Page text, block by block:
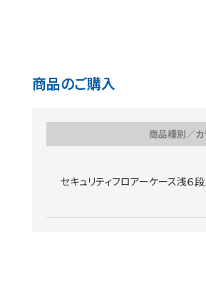
商品のご購入
商品種別／カ
セキュリティフロアーケース浅６